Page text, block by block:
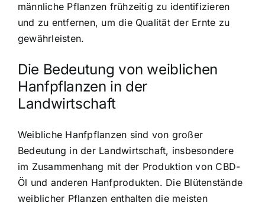
männliche Pflanzen frühzeitig zu identifizieren
und zu entfernen, um die Qualität der Ernte zu
gewährleisten.
Die Bedeutung von weiblichen
Hanfpflanzen in der
Landwirtschaft
Weibliche Hanfpflanzen sind von großer
Bedeutung in der Landwirtschaft, insbesondere
im Zusammenhang mit der Produktion von CBD-
Öl und anderen Hanfprodukten. Die Blütenstände
weiblicher Pflanzen enthalten die meisten